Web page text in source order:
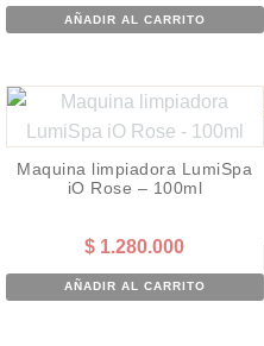
AÑADIR AL CARRITO
Maquina limpiadora LumiSpa
iO Rose – 100ml
$ 1.280.000
AÑADIR AL CARRITO